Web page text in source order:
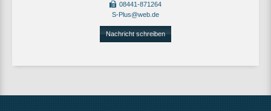
08441-871264
S-Plus@web.de
Nachricht schreiben